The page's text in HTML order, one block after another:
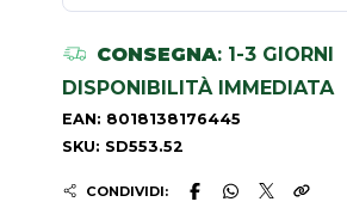
CONSEGNA: 1-3 GIORNI
DISPONIBILITÀ IMMEDIATA
EAN: 8018138176445
SKU: SD553.52
CONDIVIDI: